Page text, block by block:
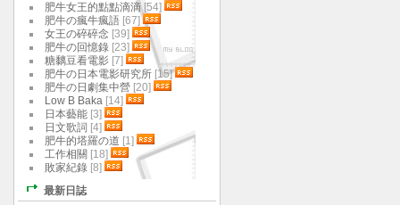
肥牛女王的點點滴滴[54]
肥牛の瘋牛瘋語 [67]
女王の碎碎念 [39]
肥牛の回憶錄 [23]
糖黐豆看電影 [7]
肥牛の日本電影研究所 [15]
肥牛の日劇集中營 [20]
Low B Baka [14]
日本藝能 [3]
日文歌詞 [4]
肥牛的塔羅の道 [1]
工作相關 [18]
敗家紀錄 [8]
最新日誌